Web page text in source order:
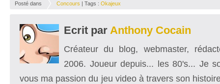
Posté dans Concours | Tags : Okajeux
Ecrit par Anthony Cocain
Créateur du blog, webmaster,
2006. Joueur depuis... les 80's... Je
vous ma passion du jeu video à travers son